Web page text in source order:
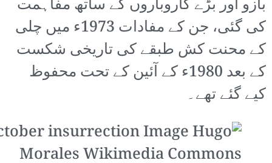
بازو اور بڑے کاروباروں کے ساتھ مفاہمت
کی گئی، جن کے مفادات 1973ء میں چلی
کے محنت کش طبقے کی تاریخی شکست
کے بعد 1980ء کے آئین کے تحت محفوظ
کیے گئے تھے۔